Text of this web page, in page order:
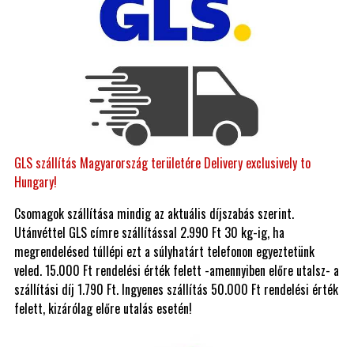
GLS szállítás Magyarország területére Delivery exclusively to
Hungary!
Csomagok szállítása mindig az aktuális díjszabás szerint.
Utánvéttel GLS címre szállítással 2.990 Ft 30 kg-ig, ha
megrendelésed túllépi ezt a súlyhatárt telefonon egyeztetünk
veled. 15.000 Ft rendelési érték felett -amennyiben előre utalsz- a
szállítási díj 1.790 Ft. Ingyenes szállítás 50.000 Ft rendelési érték
felett, kizárólag előre utalás esetén!